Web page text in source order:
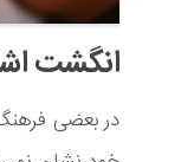
انگشت
در بعضی